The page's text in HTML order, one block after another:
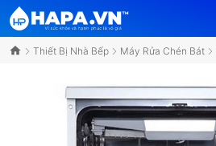
Thiết Bị Nhà Bếp Máy Rửa Chén Bát